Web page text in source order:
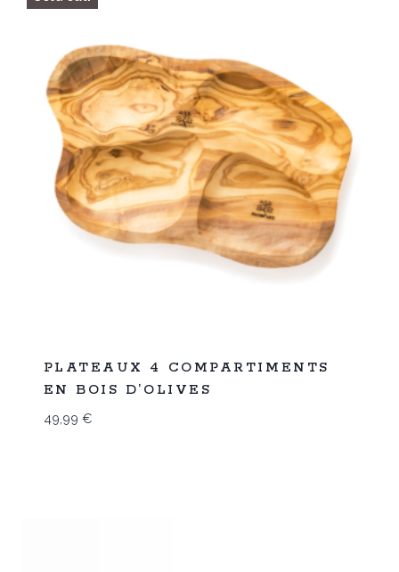
Promo
PLATEAUX 4 COMPARTIMENTS
EN BOIS D’OLIVES
49,99 €